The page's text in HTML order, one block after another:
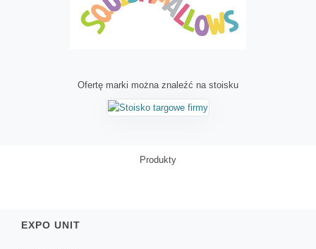
Ofertę marki można znaleźć na stoisku
Produkty
EXPO UNIT